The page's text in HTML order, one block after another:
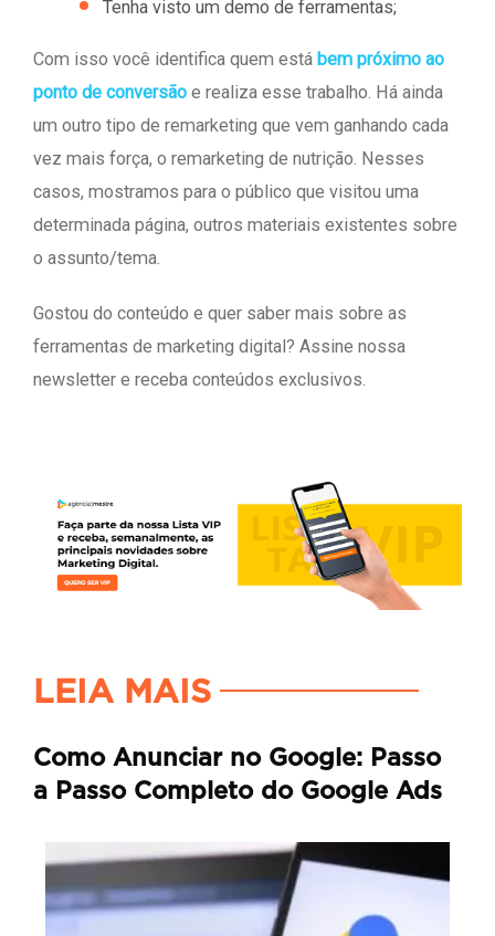
Tenha visto um demo de ferramentas;
Com isso você identifica quem está bem próximo ao
ponto de conversão e realiza esse trabalho. Há ainda
um outro tipo de remarketing que vem ganhando cada
vez mais força, o remarketing de nutrição. Nesses
casos, mostramos para o público que visitou uma
determinada página, outros materiais existentes sobre
o assunto/tema.
Gostou do conteúdo e quer saber mais sobre as
ferramentas de marketing digital? Assine nossa
newsletter e receba conteúdos exclusivos.
LEIA MAIS
Como Anunciar no Google: Passo
a Passo Completo do Google Ads